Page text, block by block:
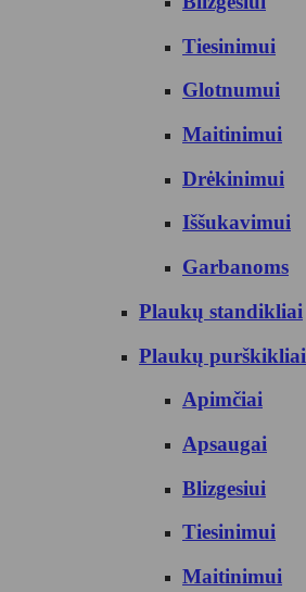
Tiesinimui
Glotnumui
Maitinimui
Drėkinimui
Iššukavimui
Garbanoms
Plaukų standikliai
Plaukų purškikliai
Apimčiai
Apsaugai
Blizgesiui
Tiesinimui
Maitinimui